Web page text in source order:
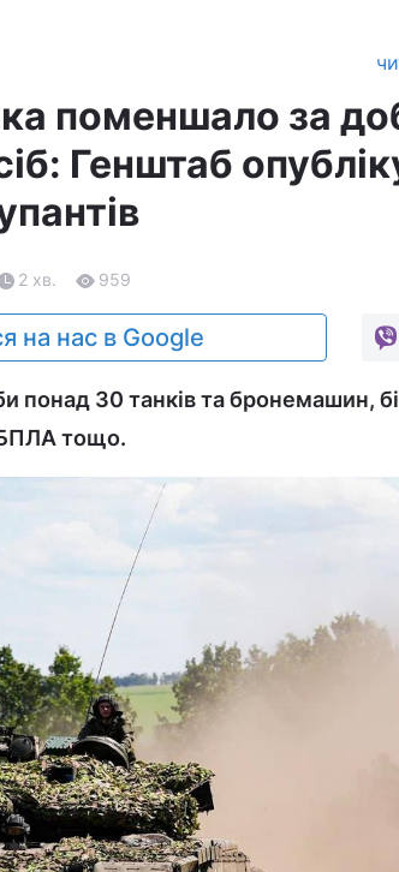
поменшало за
Генштаб
2 хв. 959
на нас в Google
понад 30 танків та бронемашин,
тощо.